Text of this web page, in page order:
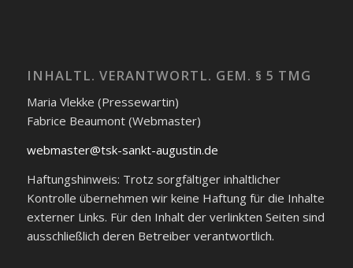
INHALTL. VERANTWORTL. GEM. § 5 TMG
Maria Vlekke (Pressewartin)
Fabrice Beaumont (Webmaster)
webmaster@tsk-sankt-augustin.de
Haftungshinweis: Trotz sorgfältiger inhaltlicher
Kontrolle übernehmen wir keine Haftung für die Inhalte
externer Links. Für den Inhalt der verlinkten Seiten sind
ausschließlich deren Betreiber verantwortlich.